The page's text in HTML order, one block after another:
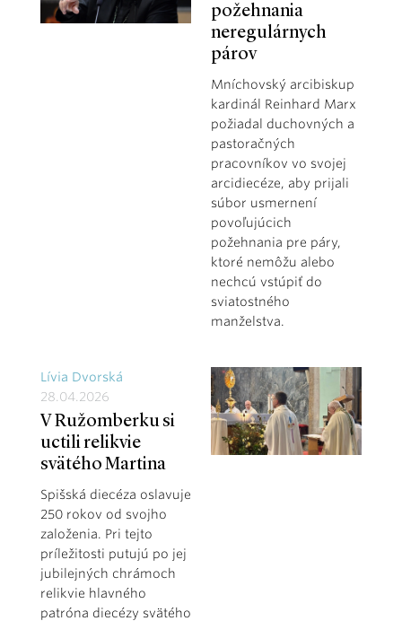
požehnania
neregulárnych
párov
Mníchovský arcibiskup
kardinál Reinhard Marx
požiadal duchovných a
pastoračných
pracovníkov vo svojej
arcidiecéze, aby prijali
súbor usmernení
povoľujúcich
požehnania pre páry,
ktoré nemôžu alebo
nechcú vstúpiť do
sviatostného
manželstva.
Lívia Dvorská
28.04.2026
V Ružomberku si
uctili relikvie
svätého Martina
Spišská diecéza oslavuje
250 rokov od svojho
založenia. Pri tejto
príležitosti putujú po jej
jubilejných chrámoch
relikvie hlavného
patróna diecézy svätého